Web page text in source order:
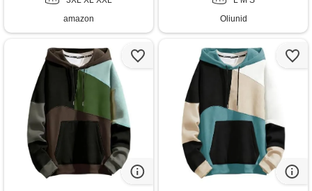
amazon
Oliunid